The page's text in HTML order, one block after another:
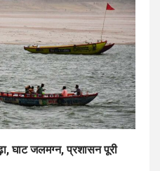
घाट जलमग्न, प्रशासन पूरी